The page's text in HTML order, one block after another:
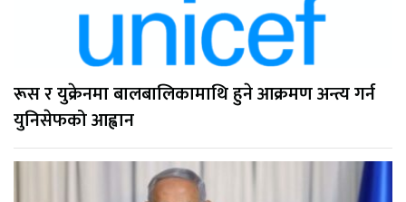
रूस र युक्रेनमा बालबालिकामाथि हुने आक्रमण अन्त्य गर्न
युनिसेफको आह्वान